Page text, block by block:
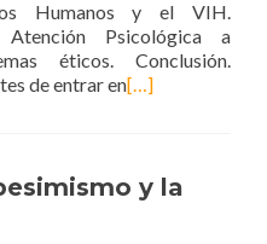
Humanos y el VIH.
Atención Psicológica a
éticos. Conclusión.
de entrar en[…]
y la